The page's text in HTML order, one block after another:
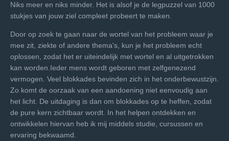
Niks meer en niks minder. Het is alsof je de legpuzzel van 1000
stukjes van jouw ziel compleet probeert te maken.
Door op zoek te gaan naar de wortel van het probleem waar je
mee zit, ziekte of andere thema's, kun je het probleem echt
oplossen, zodat het er uiteindelijk met wortel en al uitgetrokken
kan worden. Ieder mens wordt geboren met zelfgenezend
vermogen. Veel blokkades bevinden zich in het onderbewustzijn.
Zo komt de oorzaak van een aandoening niet eenvoudig aan
het licht. De uitdaging is dan om blokkades op te heffen, zodat
de pure kern zichtbaar wordt. In het helpen ontdekken en
ontwikkelen hiervan heb ik mij middels studie, cursussen en
ervaring bekwaamd.